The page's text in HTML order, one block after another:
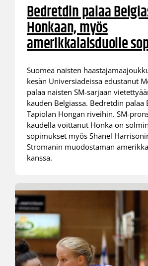
Bedretdin palaa
Honkaan, myös
amerikkalaisduolle
Suomea naisten
kesän Universiadeissa edustanut
palaa naisten SM-sarjaan
kauden Belgiassa. Bedretdin palaa
Tapiolan Hongan riveihin. SM-
kaudella voittanut Honka on
sopimukset myös Shanel
Stromanin muodostaman
kanssa.